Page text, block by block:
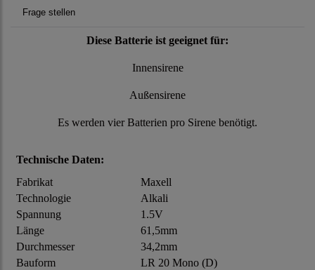
Frage stellen
Diese Batterie ist geeignet für:
Innensirene
Außensirene
Es werden vier Batterien pro Sirene benötigt.
Technische Daten:
Fabrikat
Maxell
Technologie
Alkali
Spannung
1.5V
Länge
61,5mm
Durchmesser
34,2mm
Bauform
LR 20 Mono (D)